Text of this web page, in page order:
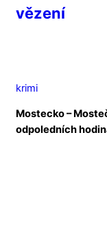
vězení
krimi
Mostecko –
odpoledních